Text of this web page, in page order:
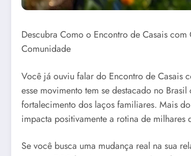
Descubra Como o Encontro de Casais
Comunidade
Você já ouviu falar do Encontro de Casais
esse movimento tem se destacado no
fortalecimento dos laços familiares. Mais
impacta positivamente a rotina de milhares
Se você busca uma mudança real na sua